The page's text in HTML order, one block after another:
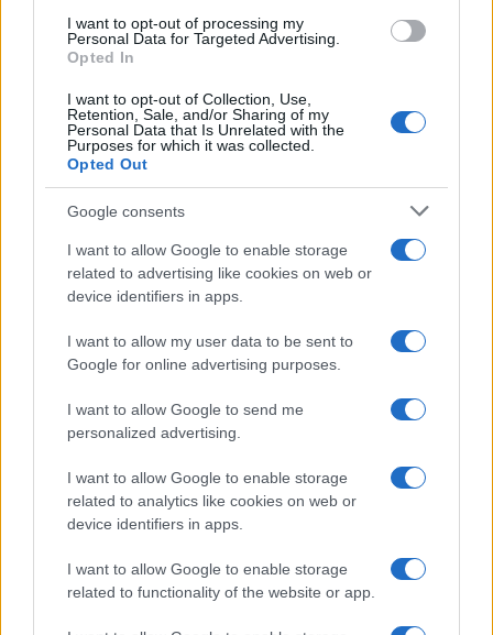
I want to opt-out of processing my
Personal Data for Targeted Advertising.
Opted In
I want to opt-out of Collection, Use,
Retention, Sale, and/or Sharing of my
Personal Data that Is Unrelated with the
Purposes for which it was collected.
Opted Out
Google consents
I want to allow Google to enable storage
related to advertising like cookies on web or
device identifiers in apps.
I want to allow my user data to be sent to
Google for online advertising purposes.
I want to allow Google to send me
personalized advertising.
I want to allow Google to enable storage
related to analytics like cookies on web or
device identifiers in apps.
I want to allow Google to enable storage
related to functionality of the website or app.
da adottare per la transizione verde di cui tanto si
riempiono la bocca? Sono forse loro che devono
stabilire come distribuire 17 miliardi di
investimenti che l’azienda ha in programma di
fare solo in Italia?
Tra Greta e Chiara Ferragni: Landini fa
marameo ai lavoratori
strumento di opposizione a questo governo
motivi. Il primo riguarda la difesa dei lavoratori.
Siamo di fronte a una rivoluzione tecnologica e se
si pensa che l’obiettivo sia la lotta al patriarcato e
al mercato, evidentemente non si ha la più pallida
idea di come davvero difendere i lavoratori dalla
bomba nucleare che è già scoppiata. Il secondo